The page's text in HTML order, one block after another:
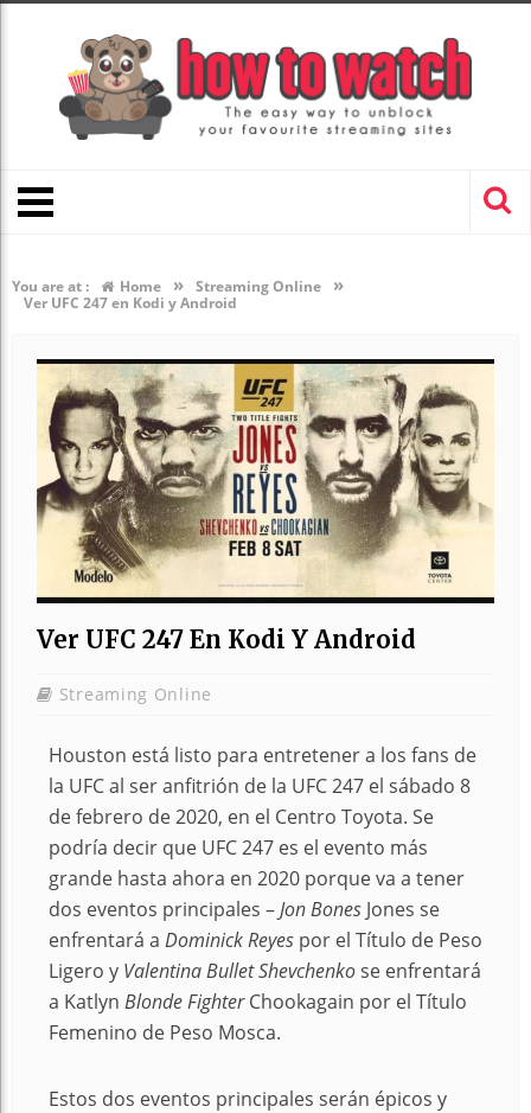
You are at : Home » Streaming Online »
Ver UFC 247 en Kodi y Android
Ver UFC 247 En Kodi Y Android
Streaming Online
Houston está listo para entretener a los fans de
la UFC al ser anfitrión de la UFC 247 el sábado 8
de febrero de 2020, en el Centro Toyota. Se
podría decir que UFC 247 es el evento más
grande hasta ahora en 2020 porque va a tener
dos eventos principales –Jon Bones Jones se
enfrentará a Dominick Reyes por el Título de Peso
Ligero y Valentina Bullet Shevchenkose enfrentará
a Katlyn Blonde FighterChookagain por el Título
Femenino de Peso Mosca.
Estos dos eventos principales serán épicos y